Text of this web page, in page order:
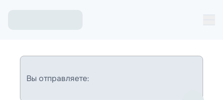
Вы отправляете: